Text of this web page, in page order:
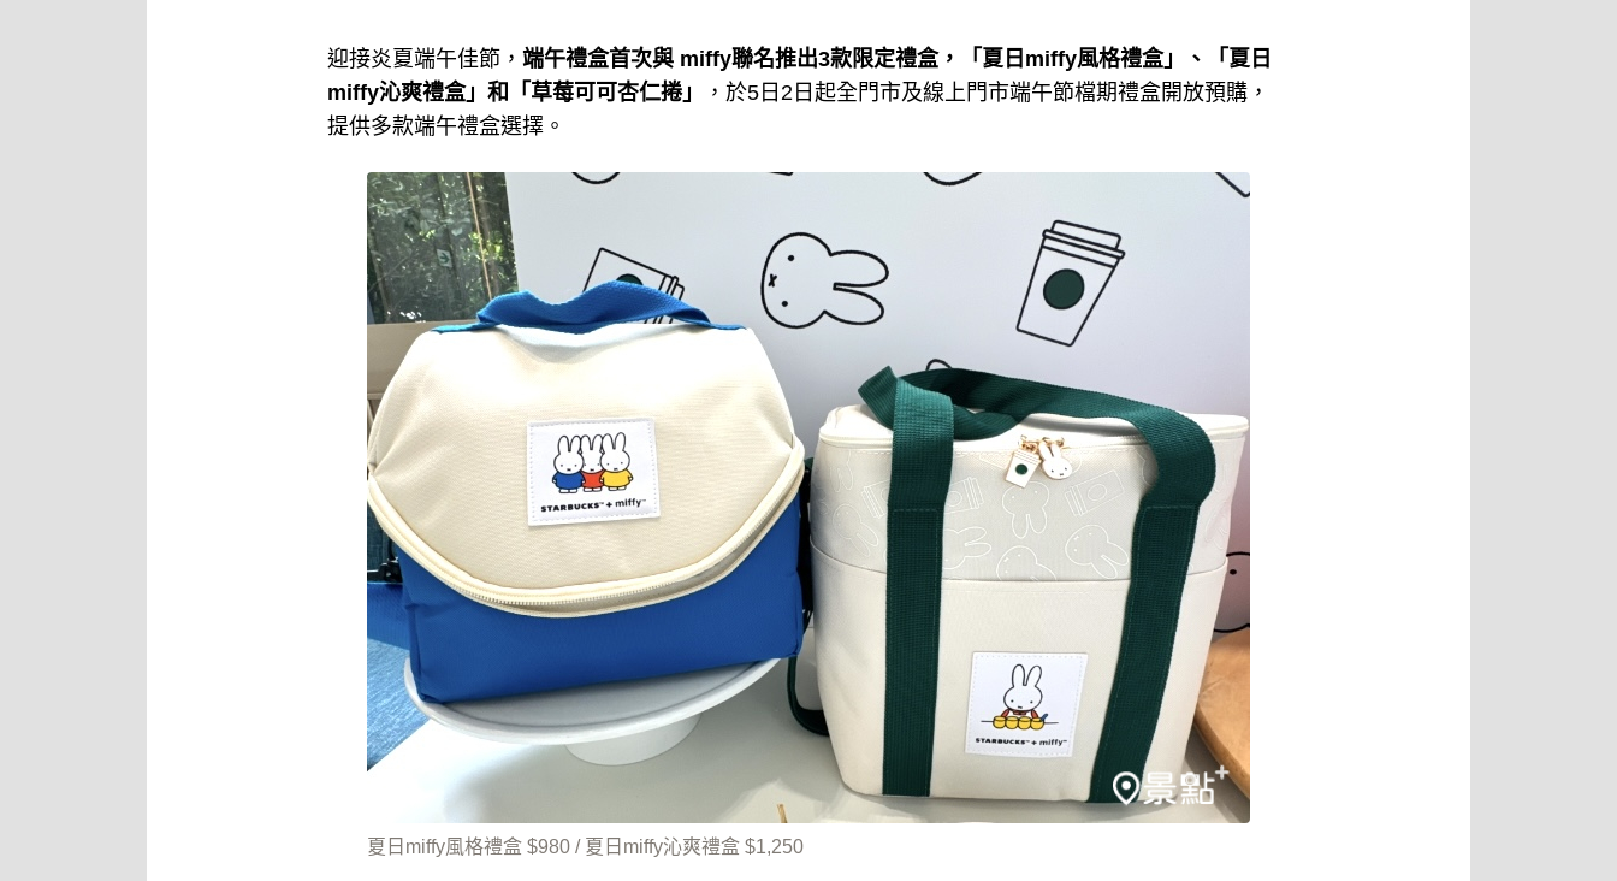
迎接炎夏端午佳節， 端午禮盒首次與 miffy聯名推出3款限定禮盒，「夏日miffy風格禮盒」、「夏日
miffy沁爽禮盒」和「草莓可可杏仁捲」
，於5日2日起全門市及線上門市端午節檔期禮盒開放預購，
提供多款端午禮盒選擇。
夏日miffy風格禮盒 $980 / 夏日miffy沁爽禮盒 $1,250